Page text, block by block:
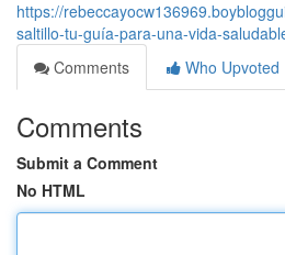
https://
saltillo-tu-guía-para-una-vida-
Comments
Who Upvoted
Comments
Submit a Comment
No HTML